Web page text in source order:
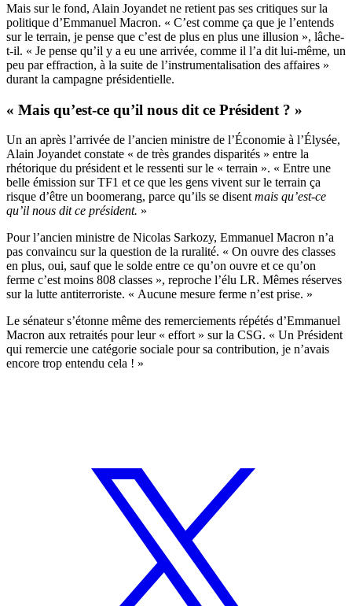
Mais sur le fond, Alain Joyandet ne retient pas ses critiques sur la
politique d’Emmanuel Macron. « C’est comme ça que je l’entends
sur le terrain, je pense que c’est de plus en plus une illusion », lâche-
t-il. « Je pense qu’il y a eu une arrivée, comme il l’a dit lui-même, un
peu par effraction, à la suite de l’instrumentalisation des affaires »
durant la campagne présidentielle.
« Mais qu’est-ce qu’il nous dit ce Président ? »
Un an après l’arrivée de l’ancien ministre de l’Économie à l’Élysée,
Alain Joyandet constate « de très grandes disparités » entre la
rhétorique du président et le ressenti sur le « terrain ». « Entre une
belle émission sur TF1 et ce que les gens vivent sur le terrain ça
risque d’être un boomerang, parce qu’ils se disent mais qu’est-ce
qu’il nous dit ce président. »
Pour l’ancien ministre de Nicolas Sarkozy, Emmanuel Macron n’a
pas convaincu sur la question de la ruralité. « On ouvre des classes
en plus, oui, sauf que le solde entre ce qu’on ouvre et ce qu’on
ferme c’est moins 808 classes », reproche l’élu LR. Mêmes réserves
sur la lutte antiterroriste. « Aucune mesure ferme n’est prise. »
Le sénateur s’étonne même des remerciements répétés d’Emmanuel
Macron aux retraités pour leur « effort » sur la CSG. « Un Président
qui remercie une catégorie sociale pour sa contribution, je n’avais
encore trop entendu cela ! »